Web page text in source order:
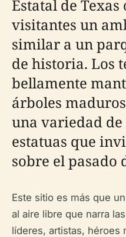
Estatal de Texas
visitantes un
similar a un
de historia. Los
bellamente
árboles
una variedad
estatuas que
sobre el pasado
Este sitio es más que
al aire libre que narra
líderes, artistas, héroes